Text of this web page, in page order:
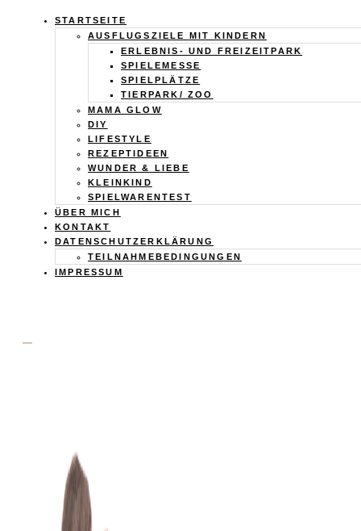
Calistas
Traum
STARTSEITE
AUSFLUGSZIELE MIT KINDERN
ERLEBNIS- UND FREIZEITPARK
SPIELEMESSE
SPIELPLÄTZE
TIERPARK/ ZOO
MAMA GLOW
DIY
LIFESTYLE
REZEPTIDEEN
WUNDER & LIEBE
KLEINKIND
SPIELWARENTEST
ÜBER MICH
KONTAKT
DATENSCHUTZERKLÄRUNG
TEILNAHMEBEDINGUNGEN
IMPRESSUM